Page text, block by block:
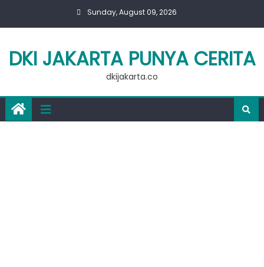
Sunday, August 09, 2026
DKI JAKARTA PUNYA CERITA
dkijakarta.co